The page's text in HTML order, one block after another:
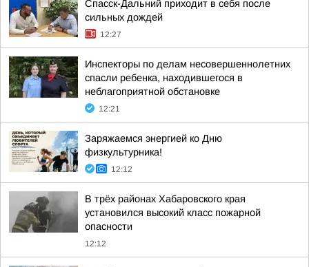
Спасск-Дальний приходит в себя после
сильных дождей
12:27
Инспекторы по делам несовершеннолетних
спасли ребенка, находившегося в
неблагоприятной обстановке
12:21
Заряжаемся энергией ко Дню
физкультурника!
12:12
В трёх районах Хабаровского края
установился высокий класс пожарной
опасности
12:12